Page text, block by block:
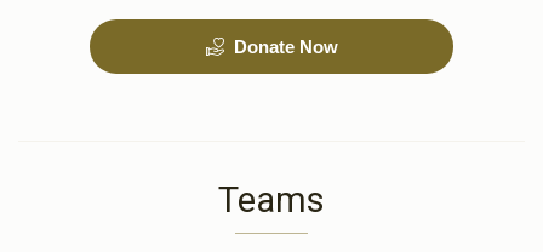
Donate Now
Teams